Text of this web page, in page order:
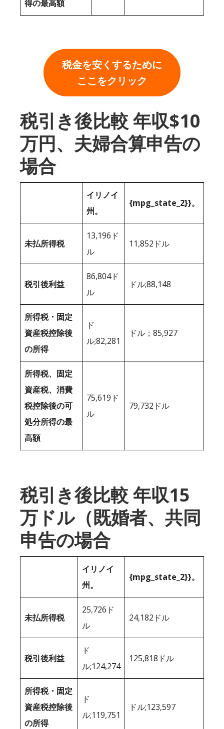
得の最高額
税金を安くするために
ここをクリック
税引き後比較 年収$10
万円、夫婦合算申告の
場合
イリノイ
州。
{mpg_state_2}}。
未払所得税
13,196ド
ル
11,852ドル
税引後利益
86,804ド
ル
ドル;88,148
所得税・固定
資産税控除後
の所得
ド
ル;82,281
ドル；85,927
所得税、固定
資産税、消費
税控除後の可
処分所得の最
高額
75,619ド
ル
79,732ドル
税引き後比較 年収15
万ドル（既婚者、共同
申告の場合
イリノイ
州。
{mpg_state_2}}。
未払所得税
25,726ド
ル
24,182ドル
税引後利益
ド
ル;124,274
125,818ドル
所得税・固定
資産税控除後
の所得
ド
ル;119,751
ドル;123,597